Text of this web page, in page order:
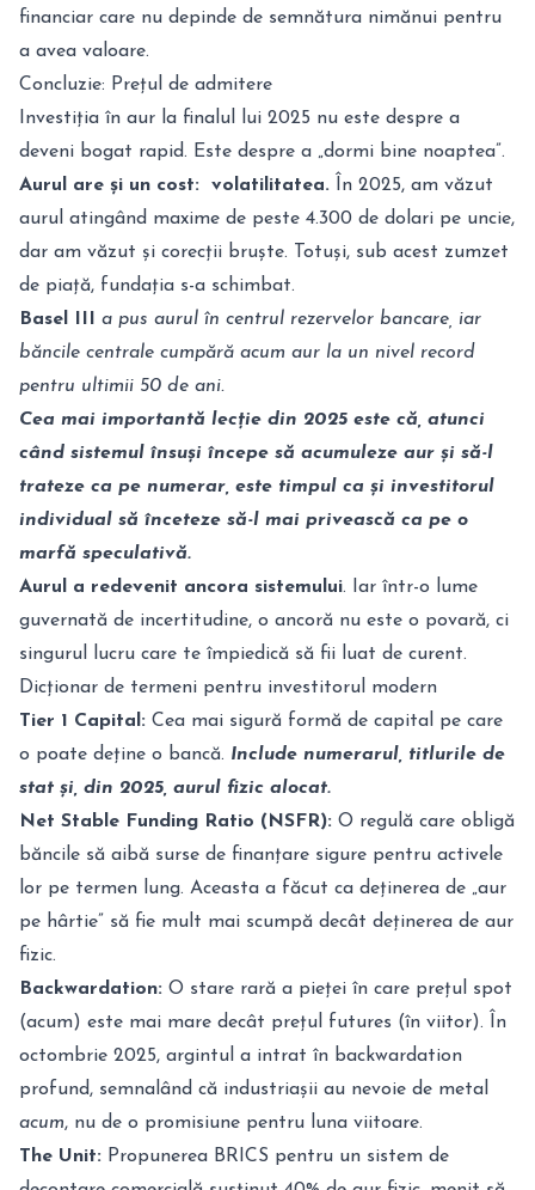
financiar care nu depinde de semnătura nimănui pentru
a avea valoare.
Concluzie: Prețul de admitere
Investiția în aur la finalul lui 2025 nu este despre a
deveni bogat rapid. Este despre a „dormi bine noaptea”.
Aurul are și un cost: volatilitatea. În 2025, am văzut
aurul atingând maxime de peste 4.300 de dolari pe uncie,
dar am văzut și corecții bruște. Totuși, sub acest zumzet
de piață, fundația s-a schimbat.
Basel III
a pus aurul în centrul rezervelor bancare, iar
băncile centrale cumpără acum aur la un nivel record
pentru ultimii 50 de ani.
Cea mai importantă lecție din 2025 este că, atunci
când sistemul însuși începe să acumuleze aur și să-l
trateze ca pe numerar, este timpul ca și investitorul
individual să înceteze să-l mai privească ca pe o
marfă speculativă.
Aurul a redevenit ancora sistemului. Iar într-o lume
guvernată de incertitudine, o ancoră nu este o povară, ci
singurul lucru care te împiedică să fii luat de curent.
Dicționar de termeni pentru investitorul modern
Tier 1 Capital: Cea mai sigură formă de capital pe care
o poate deține o bancă. Include numerarul, titlurile de
stat și, din 2025, aurul fizic alocat.
Net Stable Funding Ratio (NSFR): O regulă care obligă
băncile să aibă surse de finanțare sigure pentru activele
lor pe termen lung. Aceasta a făcut ca deținerea de „aur
pe hârtie” să fie mult mai scumpă decât deținerea de aur
fizic.
Backwardation: O stare rară a pieței în care prețul spot
(acum) este mai mare decât prețul futures (în viitor). În
octombrie 2025, argintul a intrat în backwardation
profund, semnalând că industriașii au nevoie de metal
acum, nu de o promisiune pentru luna viitoare.
The Unit: Propunerea BRICS pentru un sistem de